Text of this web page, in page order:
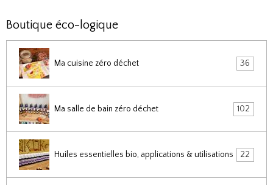
Boutique éco-logique
Ma cuisine zéro déchet 36
Ma salle de bain zéro déchet 102
Huiles essentielles bio, applications & utilisations 22